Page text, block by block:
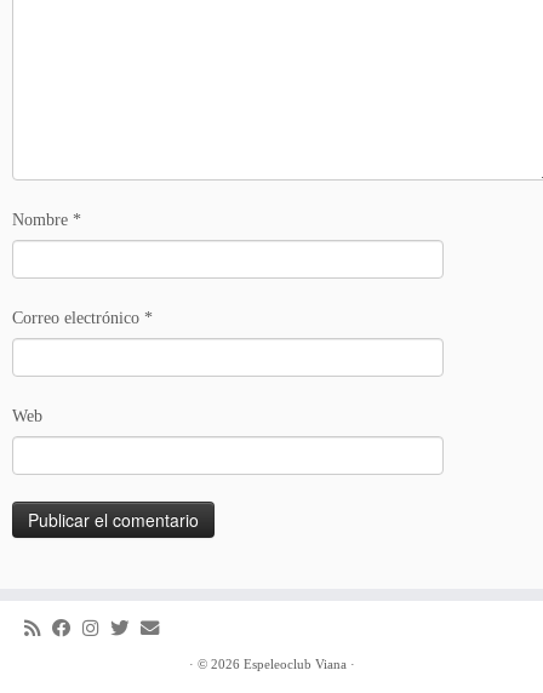
Nombre *
Correo electrónico *
Web
· © 2026 Espeleoclub Viana ·